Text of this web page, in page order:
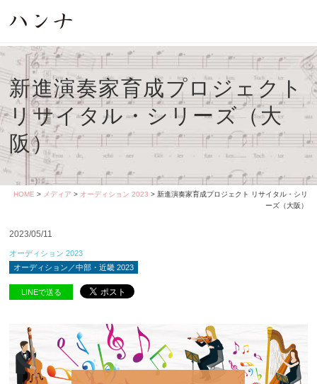
新進演奏家育成プロジェクト
リサイタル・シリーズ（大
阪）
HOME > メディア > オーディション 2023 > 新進演奏家育成プロジェクト リサイタル・シリ
ーズ（大阪）
2023/05/11
オーディション 2023
オーディション／中部・近畿 2023
LINEで送る